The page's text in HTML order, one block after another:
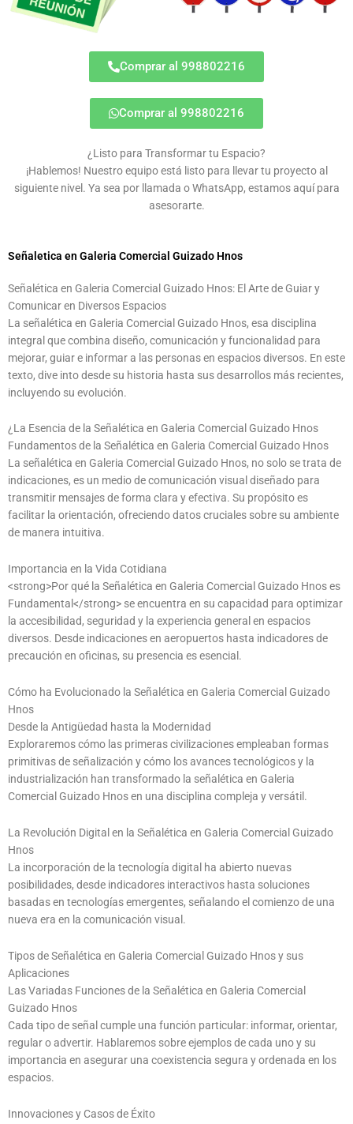
Comprar al 998802216
Comprar al 998802216
¿Listo para Transformar tu Espacio?
¡Hablemos! Nuestro equipo está listo para llevar tu proyecto al
siguiente nivel. Ya sea por llamada o WhatsApp, estamos aquí para
asesorarte.
Señaletica en Galeria Comercial Guizado Hnos
Señalética en Galeria Comercial Guizado Hnos: El Arte de Guiar y
Comunicar en Diversos Espacios
La señalética en Galeria Comercial Guizado Hnos, esa disciplina
integral que combina diseño, comunicación y funcionalidad para
mejorar, guiar e informar a las personas en espacios diversos. En este
texto, dive into desde su historia hasta sus desarrollos más recientes,
incluyendo su evolución.
¿La Esencia de la Señalética en Galeria Comercial Guizado Hnos
Fundamentos de la Señalética en Galeria Comercial Guizado Hnos
La señalética en Galeria Comercial Guizado Hnos, no solo se trata de
indicaciones, es un medio de comunicación visual diseñado para
transmitir mensajes de forma clara y efectiva. Su propósito es
facilitar la orientación, ofreciendo datos cruciales sobre su ambiente
de manera intuitiva.
Importancia en la Vida Cotidiana
<strong>Por qué la Señalética en Galeria Comercial Guizado Hnos es
Fundamental</strong> se encuentra en su capacidad para optimizar
la accesibilidad, seguridad y la experiencia general en espacios
diversos. Desde indicaciones en aeropuertos hasta indicadores de
precaución en oficinas, su presencia es esencial.
Cómo ha Evolucionado la Señalética en Galeria Comercial Guizado
Hnos
Desde la Antigüedad hasta la Modernidad
Exploraremos cómo las primeras civilizaciones empleaban formas
primitivas de señalización y cómo los avances tecnológicos y la
industrialización han transformado la señalética en Galeria
Comercial Guizado Hnos en una disciplina compleja y versátil.
La Revolución Digital en la Señalética en Galeria Comercial Guizado
Hnos
La incorporación de la tecnología digital ha abierto nuevas
posibilidades, desde indicadores interactivos hasta soluciones
basadas en tecnologías emergentes, señalando el comienzo de una
nueva era en la comunicación visual.
Tipos de Señalética en Galeria Comercial Guizado Hnos y sus
Aplicaciones
Las Variadas Funciones de la Señalética en Galeria Comercial
Guizado Hnos
Cada tipo de señal cumple una función particular: informar, orientar,
regular o advertir. Hablaremos sobre ejemplos de cada uno y su
importancia en asegurar una coexistencia segura y ordenada en los
espacios.
Innovaciones y Casos de Éxito